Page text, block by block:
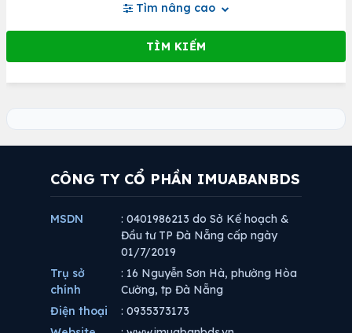
Tìm nâng cao
CÔNG TY CỔ PHẦN IMUABANBDS
MSDN
: 0401986213 do Sở Kế hoạch &
Đầu tư TP Đà Nẵng cấp ngày
01/7/2019
Trụ sở
chính
: 16 Nguyễn Sơn Hà, phường Hòa
Cường, tp Đà Nẵng
Điện thoại
: 0935373173